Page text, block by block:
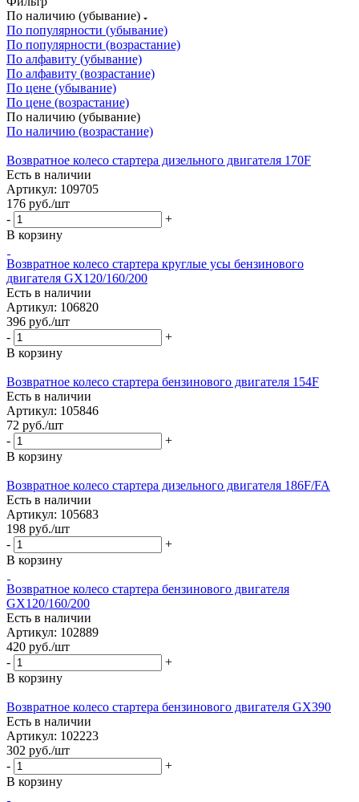
По наличию (убывание)
По популярности (убывание)
По популярности (возрастание)
По алфавиту (убывание)
По алфавиту (возрастание)
По цене (убывание)
По цене (возрастание)
По наличию (убывание)
По наличию (возрастание)
Возвратное колесо стартера дизельного двигателя 170F
Есть в наличии
Артикул: 109705
176 руб./шт
-
+
В корзину
Возвратное колесо стартера круглые усы бензинового
двигателя GХ120/160/200
Есть в наличии
Артикул: 106820
396 руб./шт
-
+
В корзину
Возвратное колесо стартера бензинового двигателя 154F
Есть в наличии
Артикул: 105846
72 руб./шт
-
+
В корзину
Возвратное колесо стартера дизельного двигателя 186F/FA
Есть в наличии
Артикул: 105683
198 руб./шт
-
+
В корзину
Возвратное колесо стартера бензинового двигателя
GХ120/160/200
Есть в наличии
Артикул: 102889
420 руб./шт
-
+
В корзину
Возвратное колесо стартера бензинового двигателя GX390
Есть в наличии
Артикул: 102223
302 руб./шт
-
+
В корзину